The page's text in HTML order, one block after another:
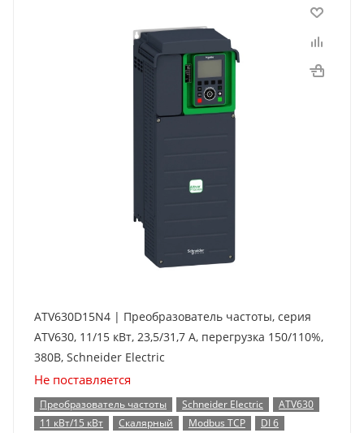
ATV630D15N4 | Преобразователь частоты, серия
ATV630, 11/15 кВт, 23,5/31,7 А, перегрузка 150/110%,
380B, Schneider Electric
Не поставляется
Преобразователь частоты Schneider Electric
ATV630
11 кВт/15 кВт
Скалярный Modbus TCP
DI 6